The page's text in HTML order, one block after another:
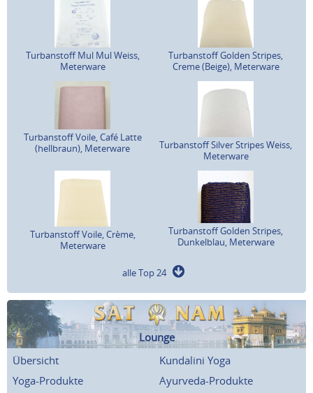
Turbanstoff Mul Mul Weiss,
Meterware
Turbanstoff Golden Stripes,
Creme (Beige), Meterware
Turbanstoff Voile, Café Latte
(hellbraun), Meterware
Turbanstoff Silver Stripes Weiss,
Meterware
Turbanstoff Voile, Crème,
Meterware
Turbanstoff Golden Stripes,
Dunkelblau, Meterware
alle Top 24
Lounge
Übersicht
Kundalini Yoga
Yoga-Produkte
Ayurveda-Produkte